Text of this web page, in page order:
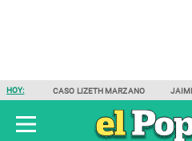
HOY: CASO LIZETH MARZANO